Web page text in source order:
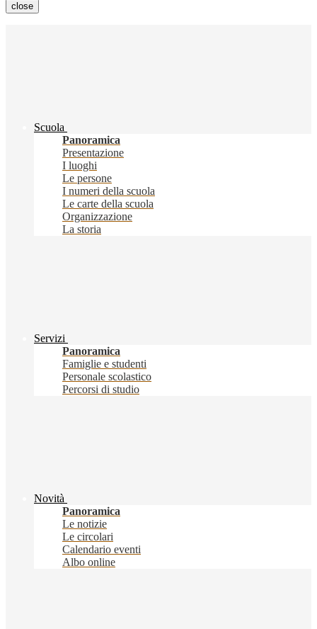
close
Scuola
Panoramica
Presentazione
I luoghi
Le persone
I numeri della scuola
Le carte della scuola
Organizzazione
La storia
Servizi
Panoramica
Famiglie e studenti
Personale scolastico
Percorsi di studio
Novità
Panoramica
Le notizie
Le circolari
Calendario eventi
Albo online